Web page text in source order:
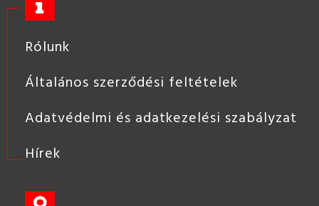
Rólunk
Általános szerződési feltételek
Adatvédelmi és adatkezelési szabályzat
Hírek